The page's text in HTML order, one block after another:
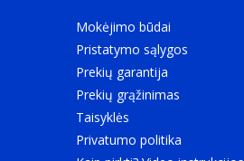
Mokėjimo būdai
Pristatymo sąlygos
Prekių garantija
Prekių grąžinimas
Taisyklės
Privatumo politika